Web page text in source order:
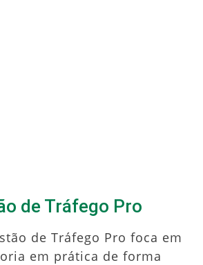
de Tráfego Pro
de Tráfego Pro foca em
em prática de forma